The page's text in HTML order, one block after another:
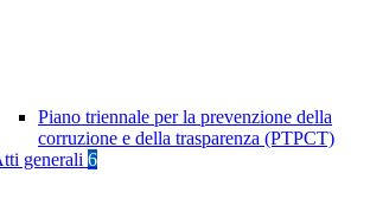
Piano triennale per la prevenzione della
corruzione e della trasparenza (PTPCT)
generali 6